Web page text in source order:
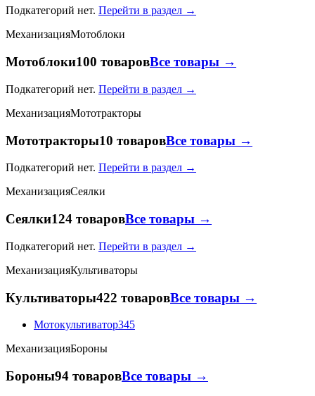
Подкатегорий нет. Перейти в раздел →
МеханизацияМотоблоки
Мотоблоки100 товаровВсе товары →
Подкатегорий нет. Перейти в раздел →
МеханизацияМототракторы
Мототракторы10 товаровВсе товары →
Подкатегорий нет. Перейти в раздел →
МеханизацияСеялки
Сеялки124 товаровВсе товары →
Подкатегорий нет. Перейти в раздел →
МеханизацияКультиваторы
Культиваторы422 товаровВсе товары →
Мотокультиватор345
МеханизацияБороны
Бороны94 товаровВсе товары →